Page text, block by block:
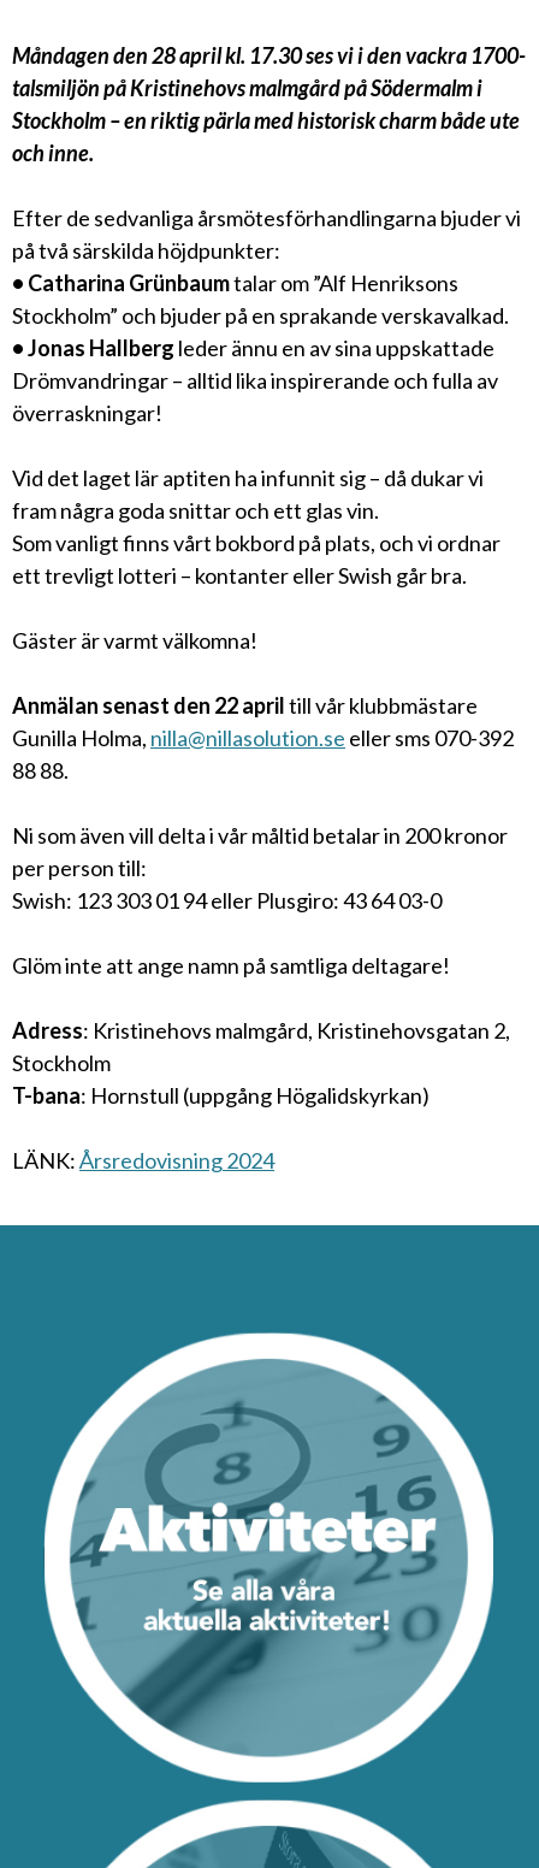
Måndagen den 28 april kl. 17.30 ses vi i den vackra 1700-
talsmiljön på Kristinehovs malmgård på Södermalm i
Stockholm – en riktig pärla med historisk charm både ute
och inne.
Efter de sedvanliga årsmötesförhandlingarna bjuder vi
på två särskilda höjdpunkter:
• Catharina Grünbaumtalar om ”Alf Henriksons
Stockholm” och bjuder på en sprakande verskavalkad.
• Jonas Hallberg leder ännu en av sina uppskattade
Drömvandringar – alltid lika inspirerande och fulla av
överraskningar!
Vid det laget lär aptiten ha infunnit sig – då dukar vi
fram några goda snittar och ett glas vin.
Som vanligt finns vårt bokbord på plats, och vi ordnar
ett trevligt lotteri – kontanter eller Swish går bra.
Gäster är varmt välkomna!
Anmälan senast den 22 apriltill vår klubbmästare
Gunilla Holma, nilla@nillasolution.se eller sms 070-392
88 88.
Ni som även vill delta i vår måltid betalar in 200 kronor
per person till:
Swish: 123 303 01 94 eller Plusgiro: 43 64 03-0
Glöm inte att ange namn på samtliga deltagare!
Adress: Kristinehovs malmgård, Kristinehovsgatan 2,
Stockholm
T-bana: Hornstull (uppgång Högalidskyrkan)
LÄNK:Årsredovisning 2024